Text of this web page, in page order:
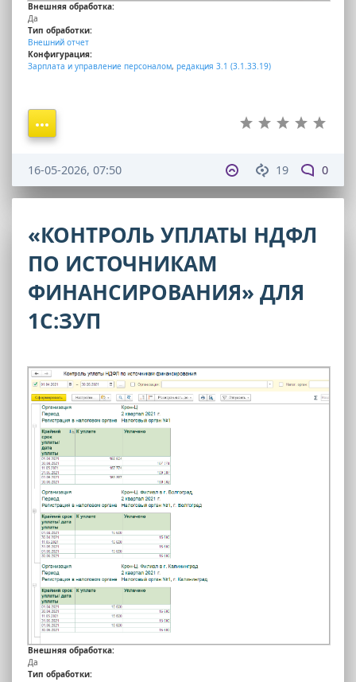
Внешняя обработка:
Да
Тип обработки:
Внешний отчет
Конфигурация:
Зарплата и управление персоналом, редакция 3.1 (3.1.33.19)
19 0
16-05-2026, 07:50
«КОНТРОЛЬ УПЛАТЫ НДФЛ
ПО ИСТОЧНИКАМ
ФИНАНСИРОВАНИЯ» ДЛЯ
1С:ЗУП
Внешняя обработка:
Да
Тип обработки: